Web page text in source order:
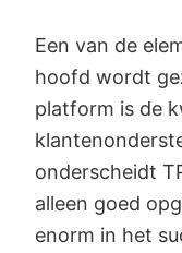
Een van de
hoofd wordt
platform is de
onderscheidt
alleen goed
enorm in het